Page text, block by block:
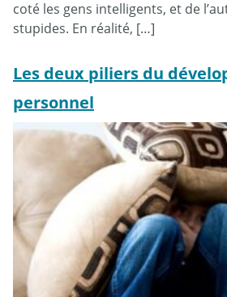
coté les gens intelligents, et de
stupides. En réalité, […]
Les deux piliers du
personnel